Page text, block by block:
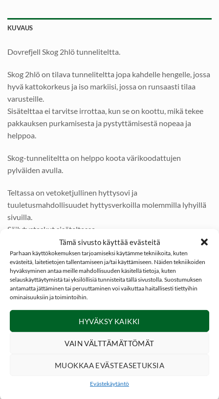
Tämä sivusto käyttää evästeitä
Parhaan käyttökokemuksen tarjoamiseksi käytämme tekniikoita, kuten
evästeitä, laitetietojen tallentamiseen ja/tai käyttämiseen. Näiden tekniikoiden
hyväksyminen antaa meille mahdollisuuden käsitellä tietoja, kuten
selauskäyttäytymistä tai yksilöllisiä tunnisteita tällä sivustolla. Suostumuksen
antamatta jättäminen tai peruuttaminen voi vaikuttaa haitallisesti tiettyihin
ominaisuuksiin ja toimintoihin.
HYVÄKSY KAIKKI
VAIN VÄLTTÄMÄTTÖMÄT
MUOKKAA EVÄSTEASETUKSIA
Evästekäytäntö
KUVAUS
Dovrefjell Skog 2hlö tunneliteltta.
Skog 2hlö on tilava tunneliteltta jopa kahdelle hengelle, jossa
hyvä kattokorkeus ja iso markiisi, jossa on runsaasti tilaa
varusteille.
Sisätelttaa ei tarvitse irrottaa, kun se on koottu, mikä tekee
pakkauksen purkamisesta ja pystyttämisestä nopeaa ja
helppoa.
Skog-tunneliteltta on helppo koota värikoodattujen
pylväiden avulla.
Teltassa on vetoketjullinen hyttysovi ja
tuuletusmahdollisuudet hyttysverkoilla molemmilla lyhyillä
sivuilla.
Säilytystaskut sisäteltassa.
3 kpl. lasikuituiset telttakangot.
Mukana toimitetaan 19 kpl 16 cm V-maakiinikkeilä,kiinteät
kiinnitysnarut ja säilytyspussi.
Tekniset tiedot
Paino: n. 3,5 kg.
Kapasiteetti: 2 henkilöä.
Käyttöalue: 3-kausi; kevät, kesä ja syksy.
Sisäteltan pinta-ala: n. 2,8 m².
Ulkoteltan pinta-ala: n. 2,1 m².